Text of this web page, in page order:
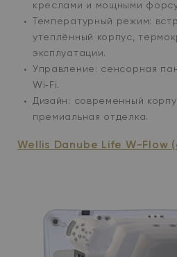
креслами и мощными
Температурный режим:
утеплённый корпус,
эксплуатации.
Управление: сенсорная
Wi‑Fi.
Дизайн: современный
премиальная отделка.
Wellis Danube Life W-Flow